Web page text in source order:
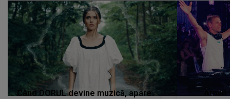
Când DORUL devine muzică, apare